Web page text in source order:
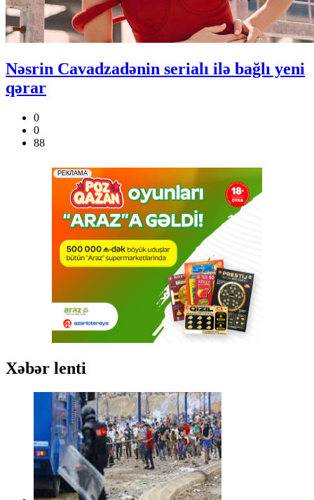
Nəsrin Cavadzadənin serialı ilə bağlı yeni
qərar
0
0
88
Xəbər lenti